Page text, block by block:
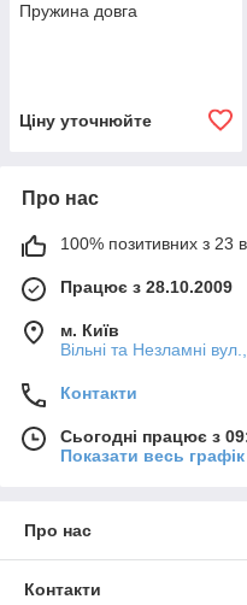
Пружина довга
Ціну уточнюйте
Про нас
100% позитивних з 23
Працює з 28.10.2009
м. Київ
Вільні та Незламні
Контакти
Сьогодні працює з
Показати весь
Про нас
Контакти